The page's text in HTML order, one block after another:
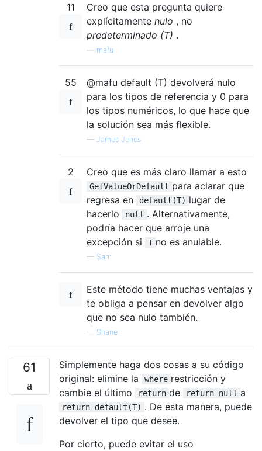
11
Creo que esta pregunta quiere
explícitamente nulo , no
predeterminado (T) .
mafu
55
@mafu default (T) devolverá nulo
para los tipos de referencia y 0 para
los tipos numéricos, lo que hace que
la solución sea más flexible.
— James Jones
2 Creo que es más claro llamar a esto
GetValueOrDefault para aclarar que
regresa en
default(T) lugar de
hacerlo
null . Alternativamente,
podría hacer que arroje una
excepción si
T no es anulable.
— Sam
Este método tiene muchas ventajas y
te obliga a pensar en devolver algo
que no sea nulo también.
— Shane
61
Simplemente haga dos cosas a su código
original: elimine la
where restricción y
cambie el último
return de return null a
return default(T) . De esta manera, puede
devolver el tipo que desee.
Por cierto, puede evitar el uso